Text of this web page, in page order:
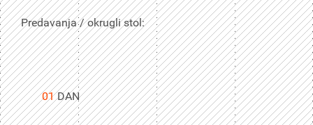
Predavanja / okrugli stol:
01DAN